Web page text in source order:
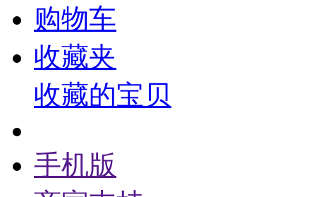
购物车
收藏夹
收藏的宝贝
手机版